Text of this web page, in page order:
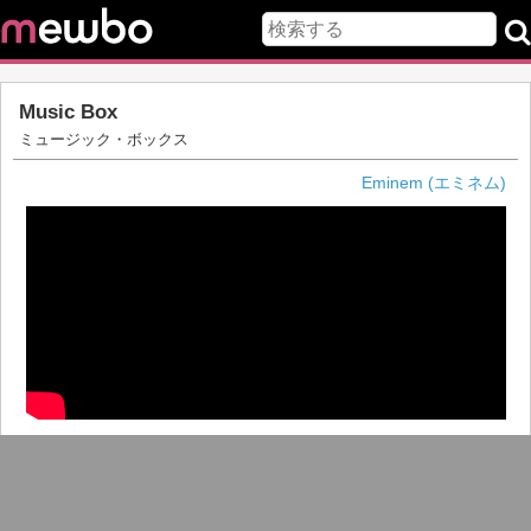
Music Box
ミュージック・ボックス
Eminem (エミネム)